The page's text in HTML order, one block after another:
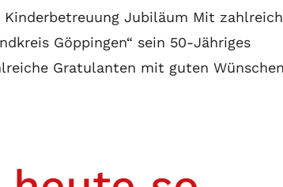
Kinderbetreuung Jubiläum Mit
Göppingen“ sein 50-Jähriges
Gratulanten mit guten